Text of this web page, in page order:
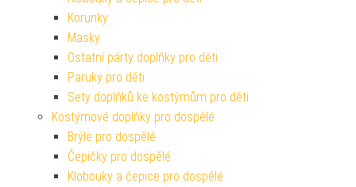
Korunky
Masky
Ostatní párty doplňky pro děti
Paruky pro děti
Sety doplňků ke kostýmům pro děti
Kostýmové doplňky pro dospělé
Brýle pro dospělé
Čepičky pro dospělé
Klobouky a čepice pro dospělé